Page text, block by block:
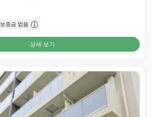
보증금 없음
상세 보기